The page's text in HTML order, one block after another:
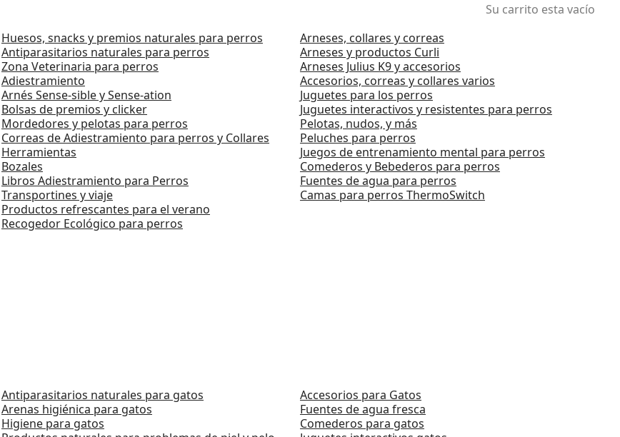
Su carrito esta vacío
Huesos, snacks y premios naturales para perros
Antiparasitarios naturales para perros
Zona Veterinaria para perros
Adiestramiento
Arnés Sense-sible y Sense-ation
Bolsas de premios y clicker
Mordedores y pelotas para perros
Correas de Adiestramiento para perros y Collares
Herramientas
Bozales
Libros Adiestramiento para Perros
Transportines y viaje
Productos refrescantes para el verano
Recogedor Ecológico para perros
Arneses, collares y correas
Arneses y productos Curli
Arneses Julius K9 y accesorios
Accesorios, correas y collares varios
Juguetes para los perros
Juguetes interactivos y resistentes para perros
Pelotas, nudos, y más
Peluches para perros
Juegos de entrenamiento mental para perros
Comederos y Bebederos para perros
Fuentes de agua para perros
Camas para perros ThermoSwitch
Antiparasitarios naturales para gatos
Arenas higiénica para gatos
Higiene para gatos
Accesorios para Gatos
Fuentes de agua fresca
Comederos para gatos